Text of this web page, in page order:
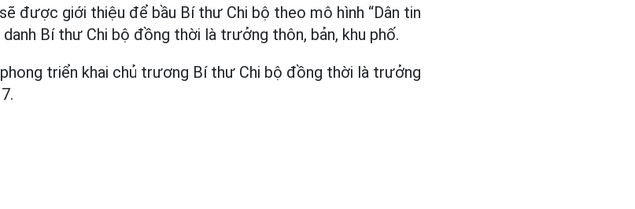
được giới thiệu để bầu Bí thư Chi bộ theo mô hình “Dân tin
Bí thư Chi bộ đồng thời là trưởng thôn, bản, khu phố.
triển khai chủ trương Bí thư Chi bộ đồng thời là trưởng